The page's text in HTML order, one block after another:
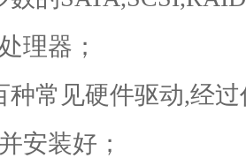
理器；
种常见硬件驱动,经
安装好；